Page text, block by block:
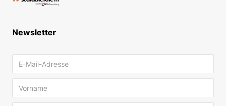
Newsletter